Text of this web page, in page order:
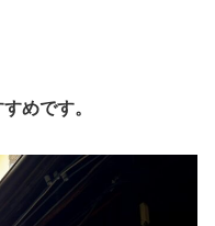
めです。